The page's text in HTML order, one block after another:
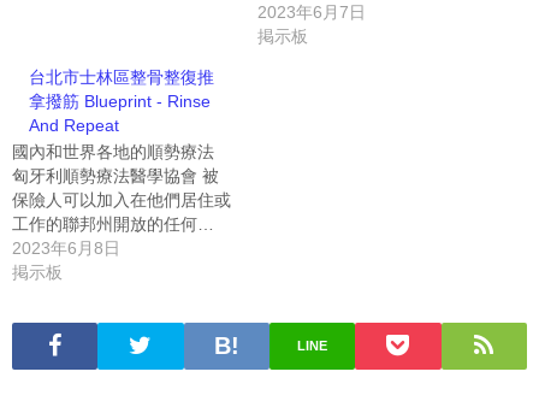
2023年6月7日
掲示板
台北市士林區整骨整復推
拿撥筋 Blueprint - Rinse
And Repeat
國內和世界各地的順勢療法
匈牙利順勢療法醫學協會 被
保險人可以加入在他們居住或
工作的聯邦州開放的任何…
2023年6月8日
掲示板
LINE